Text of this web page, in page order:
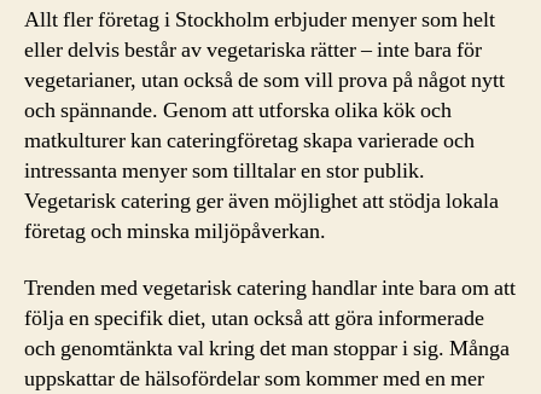
Allt fler företag i Stockholm erbjuder menyer som helt
eller delvis består av vegetariska rätter – inte bara för
vegetarianer, utan också de som vill prova på något nytt
och spännande. Genom att utforska olika kök och
matkulturer kan cateringföretag skapa varierade och
intressanta menyer som tilltalar en stor publik.
Vegetarisk catering ger även möjlighet att stödja lokala
företag och minska miljöpåverkan.
Trenden med vegetarisk catering handlar inte bara om att
följa en specifik diet, utan också att göra informerade
och genomtänkta val kring det man stoppar i sig. Många
uppskattar de hälsofördelar som kommer med en mer